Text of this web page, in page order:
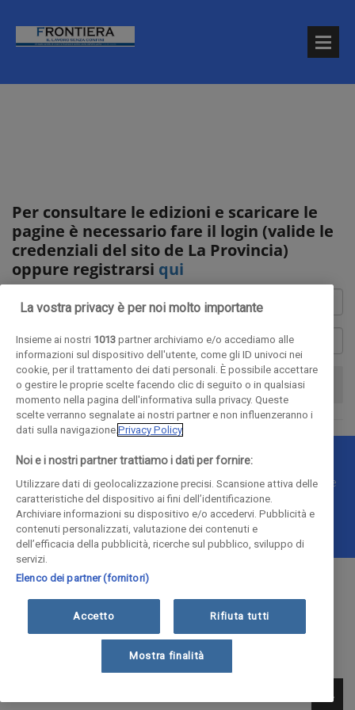
Per consultare le edizioni e scaricare le
pagine è necessario fare il login (valide le
credenziali del sito de La Provincia)
oppure registrarsi qui
© COPYRIGHT 2018 - La Provincia di Como Editoriale S.p.a.
P.IVA 00190490136 - E' vietata la riproduzione anche parziale
Iscritta al Registro Imprese di Como al n. 10410 | Capitale
Sociale Euro 1.884.300 i.v.
La vostra privacy è per noi molto importante
Insieme ai nostri 1013 partner archiviamo e/o accediamo alle
informazioni sul dispositivo dell'utente, come gli ID univoci nei
cookie, per il trattamento dei dati personali. È possibile accettare
o gestire le proprie scelte facendo clic di seguito o in qualsiasi
momento nella pagina dell'informativa sulla privacy. Queste
scelte verranno segnalate ai nostri partner e non influenzeranno i
dati sulla navigazione. Privacy Policy
Noi e i nostri partner trattiamo i dati per fornire:
Utilizzare dati di geolocalizzazione precisi. Scansione attiva delle
caratteristiche del dispositivo ai fini dell’identificazione.
Archiviare informazioni su dispositivo e/o accedervi. Pubblicità e
contenuti personalizzati, valutazione dei contenuti e
dell’efficacia della pubblicità, ricerche sul pubblico, sviluppo di
servizi.
Elenco dei partner (fornitori)
Accetto Rifiuta tutti
Mostra finalità